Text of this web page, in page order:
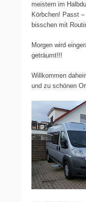
meistern im
Körbchen! Passt
bisschen mit
Morgen wird
geträumt!!!
Willkommen
und zu schönen